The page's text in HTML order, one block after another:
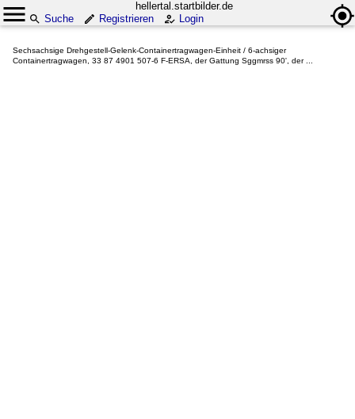
hellertal.startbilder.de
Suche
Registrieren Login
Sechsachsige Drehgestell-Gelenk-Containertragwagen-Einheit / 6-achsiger
Containertragwagen, 33 87 4901 507-6 F-ERSA, der Gattung Sggmrss 90', der ...